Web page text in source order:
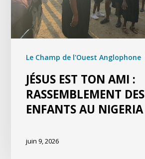
Le Champ de l'Ouest Anglophone
JÉSUS EST TON AMI :
RASSEMBLEMENT DES
ENFANTS AU NIGERIA
juin 9, 2026